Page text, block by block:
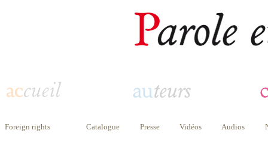
Foreign rights Catalogue Presse Vidéos Audios